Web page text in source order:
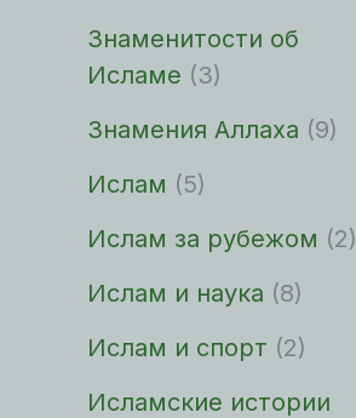
Знаменитости об
Исламе (3)
Знамения Аллаха (9)
Ислам (5)
Ислам за рубежом (2)
Ислам и наука (8)
Ислам и спорт (2)
Исламские истории